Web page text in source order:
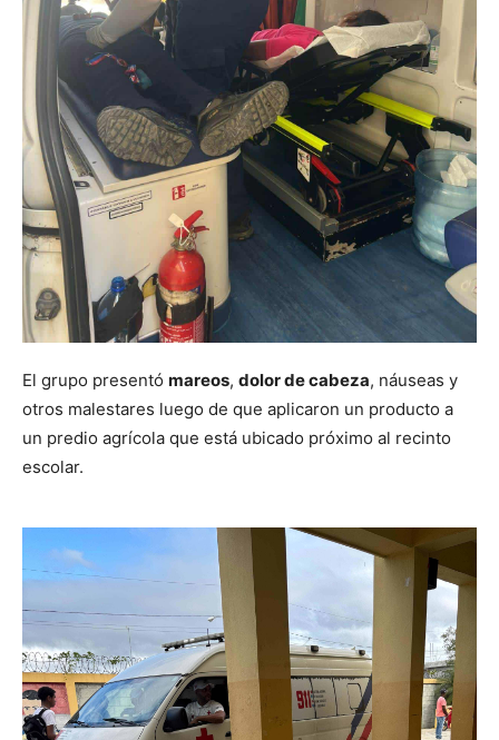
El grupo presentó mareos, dolor de cabeza, náuseas y
otros malestares luego de que aplicaron un producto a
un predio agrícola que está ubicado próximo al recinto
escolar.